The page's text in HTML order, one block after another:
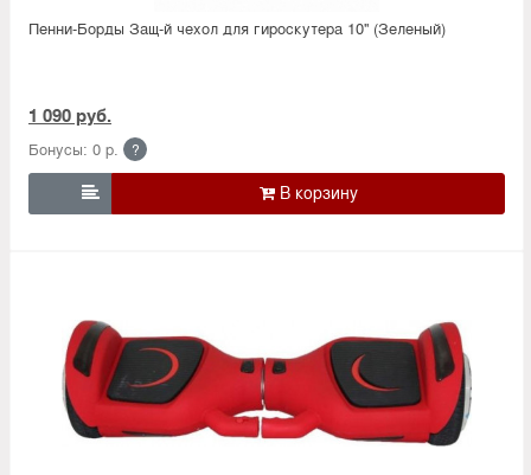
Пенни-Борды Защ-й чехол для гироскутера 10'' (Зеленый)
1 090 руб.
Бонусы: 0 р. ?
